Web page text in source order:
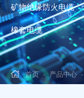
矿物绝缘防火电缆
橡套电缆
首页-产品中心